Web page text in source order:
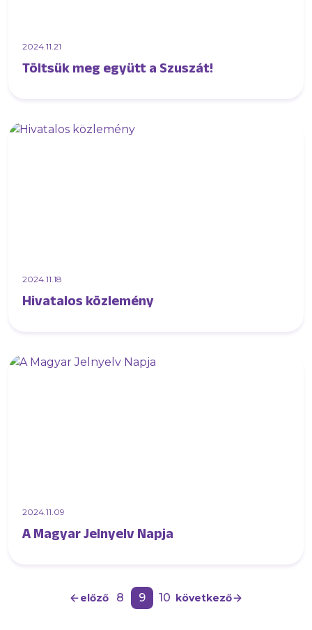
2024.11.21
Töltsük meg együtt a Szuszát!
2024.11.18
Hivatalos közlemény
2024.11.09
A Magyar Jelnyelv Napja
előző 8 9 10 következő